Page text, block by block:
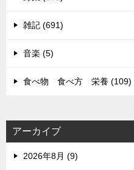
雑記 (691)
音楽 (5)
食べ物 食べ方 栄養 (109)
アーカイブ
2026年8月 (9)